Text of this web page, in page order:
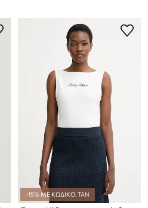
-15% ΜΕ ΚΩΔΙΚΟ: TAN